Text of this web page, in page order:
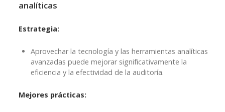
analíticas
Estrategia:
Aprovechar la tecnología y las herramientas analíticas
avanzadas puede mejorar significativamente la
eficiencia y la efectividad de la auditoría.
Mejores prácticas: